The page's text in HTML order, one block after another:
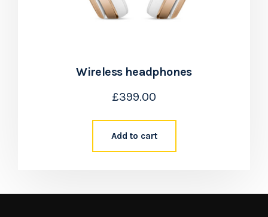
Wireless headphones
£399.00
Add to cart